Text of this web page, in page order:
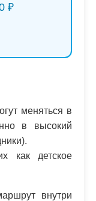
₽
меняться в
в высокий
как детское
внутри